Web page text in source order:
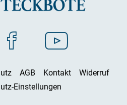
AGB Kontakt
Widerruf
Einstellungen